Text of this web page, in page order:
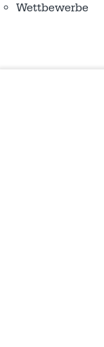
Wettbewerbe